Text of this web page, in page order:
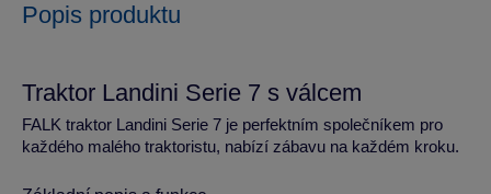
Popis produktu
Traktor Landini Serie 7 s válcem
FALK traktor Landini Serie 7 je perfektním společníkem pro
každého malého traktoristu, nabízí zábavu na každém kroku.